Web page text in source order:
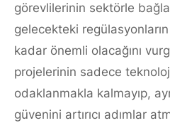
görevlilerinin sektörle
gelecekteki
kadar önemli olacağını
projelerinin sadece
odaklanmakla kalmayıp,
güvenini artırıcı adımlar